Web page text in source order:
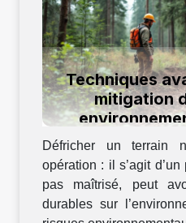
Techniques
mitigation
Défricher un terrain
opération : il s’agit d’un
pas maîtrisé, peut
durables sur